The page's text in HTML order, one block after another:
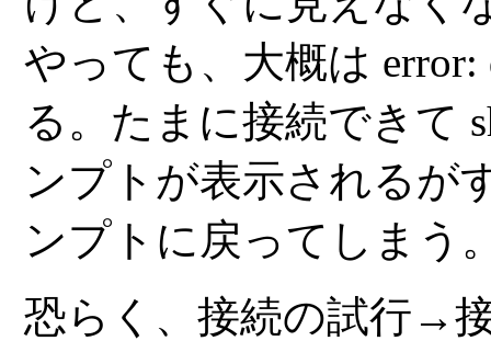
やっても、大概は error:
る。たまに接続できて
ンプトが表示されるが
ンプトに戻ってしまう
恐らく、接続の試行→